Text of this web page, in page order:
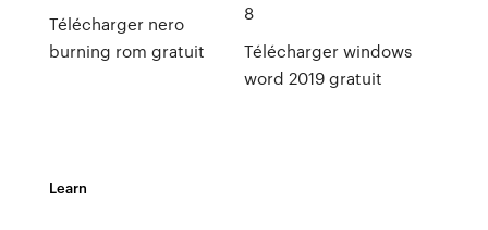
Télécharger nero
burning rom gratuit
8
Télécharger windows
word 2019 gratuit
Learn